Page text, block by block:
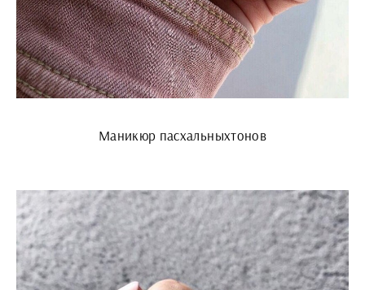
Маникюр пасхальныхтонов